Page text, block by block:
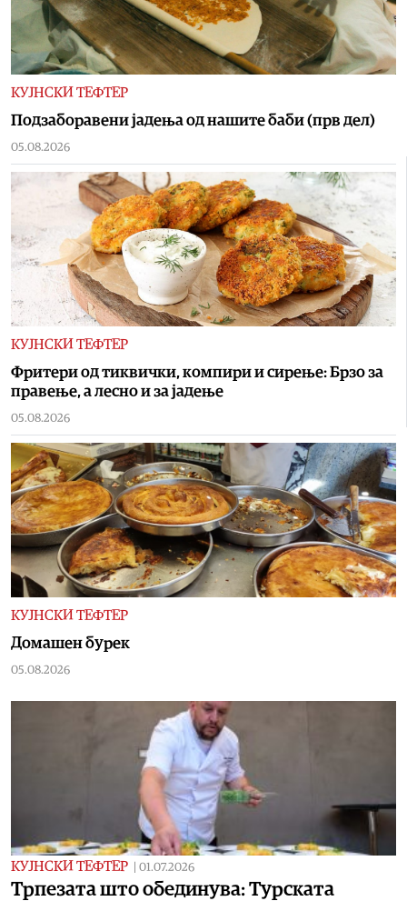
КУЈНСКИ ТЕФТЕР
Подзаборавени јадења од нашите баби (прв дел)
05.08.2026
КУЈНСКИ ТЕФТЕР
Фритери од тиквички, компири и сирење: Брзо за
правење, а лесно и за јадење
05.08.2026
КУЈНСКИ ТЕФТЕР
Домашен бурек
05.08.2026
КУЈНСКИ ТЕФТЕР 01.07.2026
Трпезата што обединува: Турската